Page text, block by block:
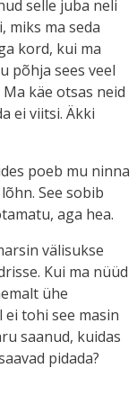
selle juba neli
miks ma seda
kord, kui ma
põhja sees veel
käe otsas neid
ei viitsi. Äkki
poeb mu ninna
See sobib
aga hea.
välisukse
Kui ma nüüd
ühe
tohi see masin
saanud, kuidas
pidada?